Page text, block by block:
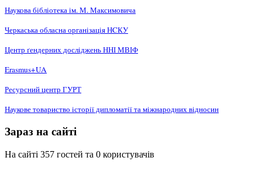
Наукова бібліотека ім. М. Максимовича
Черкаська обласна організація НCКУ
Центр ґендерних досліджень ННІ МВІФ
Erasmus+UA
Ресурсний центр ГУРТ
Наукове товариство історії дипломатії та міжнародних відносин
Зараз на сайті
На сайті 357 гостей та 0 користувачів